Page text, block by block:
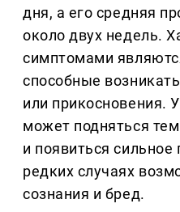
дня, а его средняя
около двух недель.
симптомами
способные
или прикосновения.
может подняться
и появиться сильное
редких случаях
сознания и бред.